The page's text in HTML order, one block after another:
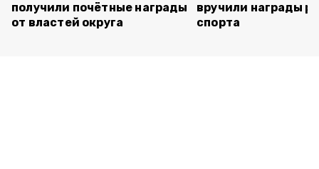
получили почётные награды
от властей округа
вручили награды
спорта